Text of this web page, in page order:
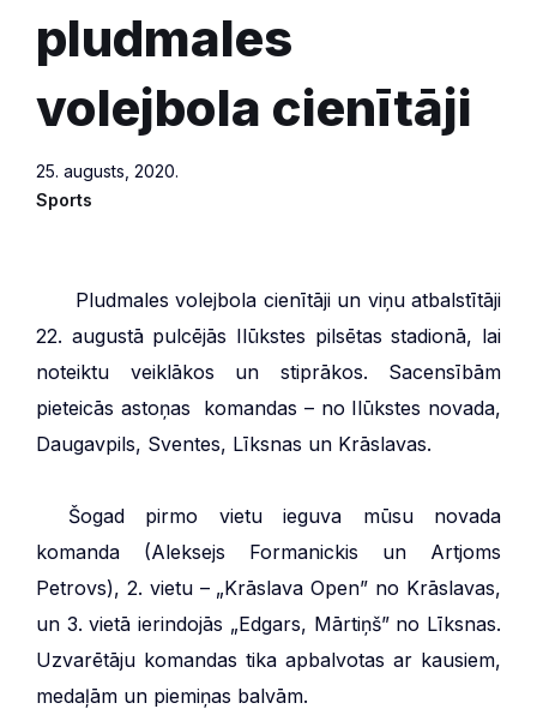
pludmales
volejbola cienītāji
25. augusts, 2020.
Sports
Pludmales volejbola cienītāji un viņu atbalstītāji
22. augustā pulcējās Ilūkstes pilsētas stadionā, lai
noteiktu veiklākos un stiprākos. Sacensībām
pieteicās astoņas komandas – no Ilūkstes novada,
Daugavpils, Sventes, Līksnas un Krāslavas.
Šogad pirmo vietu ieguva mūsu novada
komanda (Aleksejs Formanickis un Artjoms
Petrovs), 2. vietu – „Krāslava Open” no Krāslavas,
un 3. vietā ierindojās „Edgars, Mārtiņš” no Līksnas.
Uzvarētāju komandas tika apbalvotas ar kausiem,
medaļām un piemiņas balvām.